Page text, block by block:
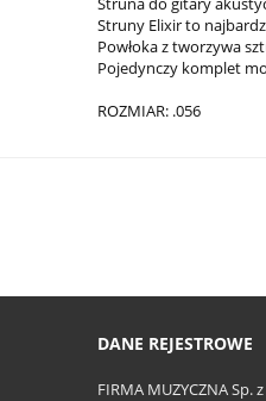
Struny Elixir to
Powłoka z tworzywa
Pojedynczy komplet
ROZMIAR: .056
DANE REJESTROWE
FIRMA MUZYCZNA Sp.